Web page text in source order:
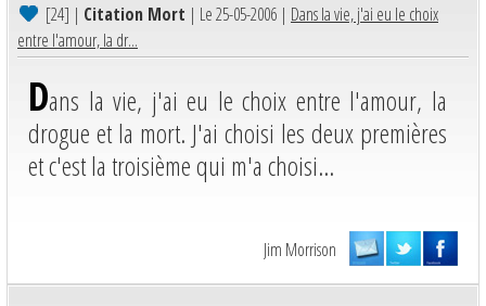
[24] | Citation Mort | Le 25-05-2006 | Dans la vie, j'ai eu le choix
entre l'amour, la dr...
Dans la vie, j'ai eu le choix entre l'amour, la
drogue et la mort. J'ai choisi les deux premières
et c'est la troisième qui m'a choisi...
Jim Morrison